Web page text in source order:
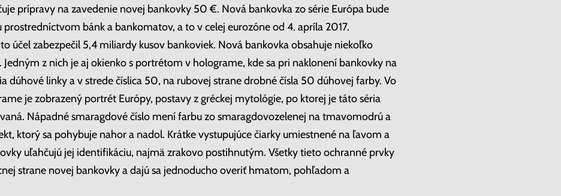
prípravy na zavedenie novej bankovky 50 €. Nová bankovka zo série Európa bude
prostredníctvom bánk a bankomatov, a to v celej eurozóne od 4. apríla 2017.
účel zabezpečil 5,4 miliardy kusov bankoviek. Nová bankovka obsahuje niekoľko
z nich je aj okienko s portrétom v holograme, kde sa pri naklonení bankovky na
dúhové linky a v strede číslica 50, na rubovej strane drobné čísla 50 dúhovej farby. Vo
je zobrazený portrét Európy, postavy z gréckej mytológie, po ktorej je táto séria
Nápadné smaragdové číslo mení farbu zo smaragdovozelenej na tmavomodrú a
ktorý sa pohybuje nahor a nadol. Krátke vystupujúce čiarky umiestnené na ľavom a
uľahčujú jej identifikáciu, najmä zrakovo postihnutým. Všetky tieto ochranné prvky
strane novej bankovky a dajú sa jednoducho overiť hmatom, pohľadom a